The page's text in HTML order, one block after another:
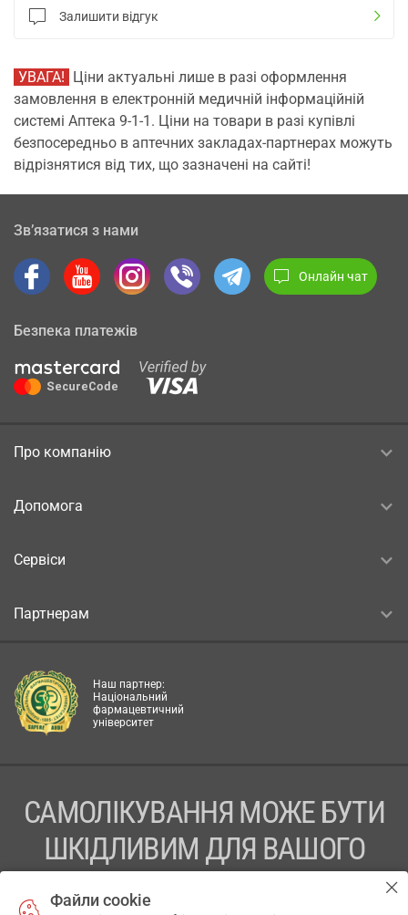
Залишити відгук
УВАГА! Ціни актуальні лише в разі оформлення
замовлення в електронній медичній інформаційній
системі Аптека 9-1-1. Ціни на товари в разі купівлі
безпосередньо в аптечних закладах-партнерах можуть
відрізнятися від тих, що зазначені на сайті!
Зв’язатися з нами
Онлайн чат
Безпека платежів
Про компанію
Допомога
Сервіси
Партнерам
Наш партнер:
Національний
фармацевтичний
університет
САМОЛІКУВАННЯ МОЖЕ БУТИ
ШКІДЛИВИМ ДЛЯ ВАШОГО
Файли cookie